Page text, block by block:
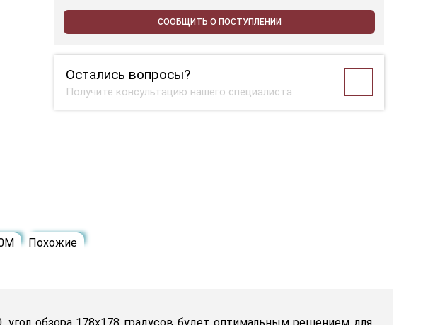
СООБЩИТЬ О ПОСТУПЛЕНИИ
Остались вопросы?
Получите консультацию нашего специалиста
Похожие